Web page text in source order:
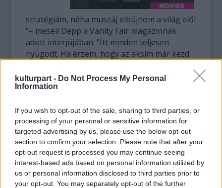
kulturpart - Do Not Process My Personal
Information
If you wish to opt-out of the sale, sharing to third parties, or
processing of your personal or sensitive information for
targeted advertising by us, please use the below opt-out
section to confirm your selection. Please note that after your
opt-out request is processed you may continue seeing
interest-based ads based on personal information utilized by
us or personal information disclosed to third parties prior to
your opt-out. You may separately opt-out of the further
stratégiám, néha muszáj elbújnom a világ elől
"– meséli Depp a Vanity Fair magazinnak
adott interjújában. "Itt minden teljesen
nyugodt. Ha érzem, hogy az aksim már kezd
A kis szigetnek öt strandja van, és a sztár
természetesen gyermekei anyjáról Paradis-
nak nevezte el, a másik kislányáról, Lily Rose-
ról kapta nevét, a harmadik fiáról, Jackről, a
negyedik pedig mentoráról, Brandóról. Az
ötödik strandot Depp Gonzónak hívja Hunter
S. Thompson tiszteletére, aki a különleges
újságírói műfaj megteremtője volt.